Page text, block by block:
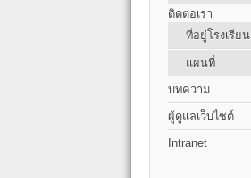
ติดต่อเรา
ที่อยู่โรงเรียน
แผนที่
บทความ
ผู้ดูแลเว็บไซต์
Intranet